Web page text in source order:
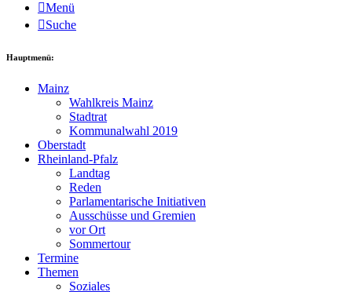
Menü
Suche
Hauptmenü:
Mainz
Wahlkreis Mainz
Stadtrat
Kommunalwahl 2019
Oberstadt
Rheinland-Pfalz
Landtag
Reden
Parlamentarische Initiativen
Ausschüsse und Gremien
vor Ort
Sommertour
Termine
Themen
Soziales